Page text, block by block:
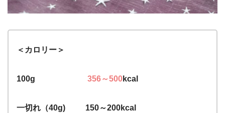
＜カロリー＞
100g 356～500kcal
一切れ（40g) 150～200kcal